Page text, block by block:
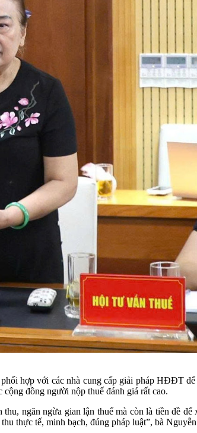
hợp với các nhà cung cấp giải pháp HĐĐT
đồng người nộp thuế đánh giá rất cao.
ngăn ngừa gian lận thuế mà còn là tiền đề
thực tế, minh bạch, đúng pháp luật”, bà